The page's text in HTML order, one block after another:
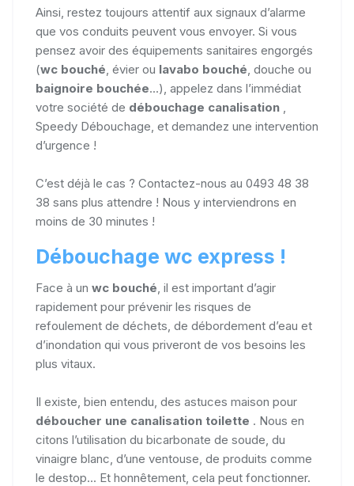
Ainsi, restez toujours attentif aux signaux d’alarme
que vos conduits peuvent vous envoyer. Si vous
pensez avoir des équipements sanitaires engorgés
(wc bouché , évier ou lavabo bouché , douche ou
baignoire bouchée...), appelez dans l’immédiat
votre société de débouchage canalisation
Speedy Débouchage, et demandez une intervention
d’urgence !
C’est déjà le cas ? Contactez-nous au 0493 48 38
38 sans plus attendre ! Nous y interviendrons en
moins de 30 minutes !
Débouchage wc express !
Face à un wc bouché , il est important d’agir
rapidement pour prévenir les risques de
refoulement de déchets, de débordement d’eau et
d’inondation qui vous priveront de vos besoins les
plus vitaux.
Il existe, bien entendu, des astuces maison pour
déboucher une canalisation toilette . Nous en
citons l’utilisation du bicarbonate de soude, du
vinaigre blanc, d’une ventouse, de produits comme
le destop... Et honnêtement, cela peut fonctionner.